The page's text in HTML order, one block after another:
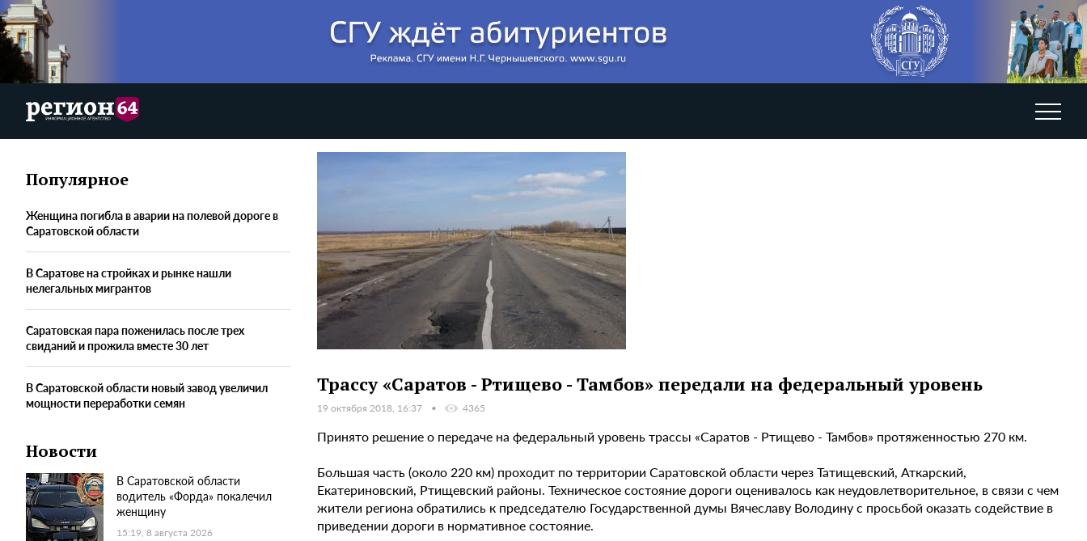
Популярное
Женщина погибла в аварии на полевой дороге в
Саратовской области
В Саратове на стройках и рынке нашли
нелегальных мигрантов
Саратовская пара поженилась после трех
свиданий и прожила вместе 30 лет
В Саратовской области новый завод увеличил
мощности переработки семян
Новости
В Саратовской области
водитель «Форда» покалечил
женщину
15:19, 8 августа 2026
Трассу «Саратов - Ртищево - Тамбов» передали на федеральный уровень
19 октября 2018, 16:37 4365
Принято решение о передаче на федеральный уровень трассы «Саратов - Ртищево - Тамбов» протяженностью 270 км.
Большая часть (около 220 км) проходит по территории Саратовской области через Татищевский, Аткарский,
Екатериновский, Ртищевский районы. Техническое состояние дороги оценивалось как неудовлетворительное, в связи с чем
жители региона обратились к председателю Государственной думы Вячеславу Володину с просьбой оказать содействие в
приведении дороги в нормативное состояние.